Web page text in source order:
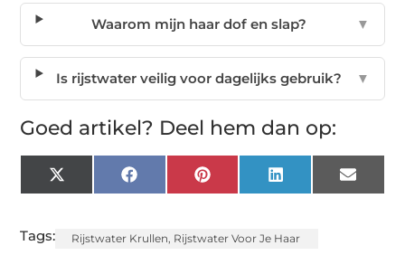
Waarom mijn haar dof en slap? ▼
Is rijstwater veilig voor dagelijks gebruik? ▼
Goed artikel? Deel hem dan op:
X
(Twitter)
FacebookPinterest LinkedIn Email
Tags: Rijstwater Krullen, Rijstwater Voor Je Haar